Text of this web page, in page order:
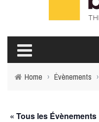
Home › Évènements ›
« Tous les Évènements